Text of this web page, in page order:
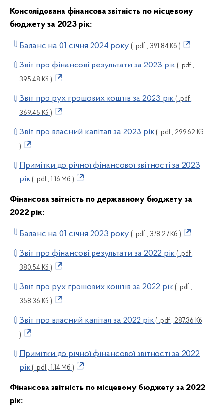
Консолідована фінансова звітність по місцевому
бюджету за 2023 рік:
Баланс на 01 січня 2024 року ( .pdf , 391.84 Кб )
Звіт про фінансові результати за 2023 рік ( .pdf ,
395.48 Кб )
Звіт про рух грошових коштів за 2023 рік ( .pdf ,
369.45 Кб )
Звіт про власний капітал за 2023 рік ( .pdf , 299.62 Кб
)
Примітки до річної фінансової звітності за 2023
рік ( .pdf , 1.16 Мб )
Фінансова звітність по державному бюджету за
2022 рік:
Баланс на 01 січня 2023 року ( .pdf , 378.27 Кб )
Звіт про фінансові результати за 2022 рік ( .pdf ,
380.54 Кб )
Звіт про рух грошових коштів за 2022 рік ( .pdf ,
358.36 Кб )
Звіт про власний капітал за 2022 рік ( .pdf , 287.36 Кб
)
Примітки до річної фінансової звітності за 2022
рік ( .pdf , 1.14 Мб )
Фінансова звітність по місцевому бюджету за 2022
рік: